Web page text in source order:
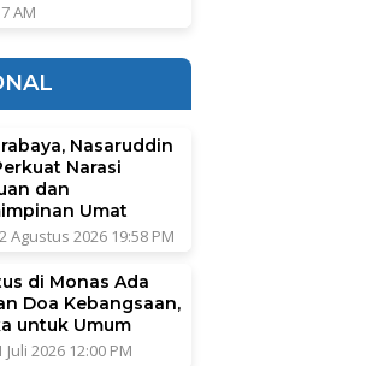
AM
Nasaruddin
Narasi
dan
Umat
Agustus 2026 19:58 PM
di Monas Ada
Doa Kebangsaan,
untuk Umum
Juli 2026 12:00 PM